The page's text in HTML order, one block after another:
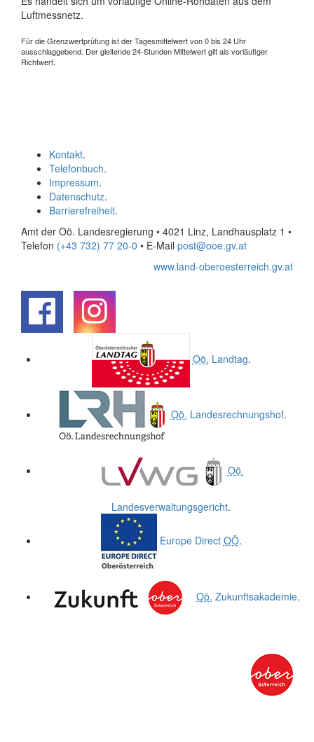
Luftmessnetz.
Für die Grenzwertprüfung ist der Tagesmittelwert von 0 bis 24 Uhr
ausschlaggebend. Der gleitende 24-Stunden Mittelwert gilt als vorläufiger
Richtwert.
Kontakt.
Telefonbuch.
Impressum.
Datenschutz.
Barrierefreiheit.
Amt der Oö. Landesregierung • 4021 Linz, Landhausplatz 1 •
Telefon (+43 732) 77 20-0 • E-Mail post@ooe.gv.at
www.land-oberoesterreich.gv.at
Oö. Landtag.
Oö. Landesrechnungshof.
Oö.
Landesverwaltungsgericht.
Europe Direct OÖ.
Oö. Zukunftsakademie.